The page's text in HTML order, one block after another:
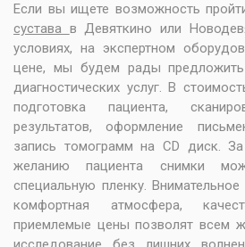
Если вы ищете возможность
сустава в Девяткино или
условиях, на экспертном
цене, мы будем рады
диагностических услуг. В
подготовка пациента,
результатов, оформление
запись томограмм на CD диск.
желанию пациента снимки
специальную пленку.
комфортная атмосфера,
приемлемые цены позволят